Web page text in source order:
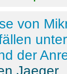
von
der
Jaeger